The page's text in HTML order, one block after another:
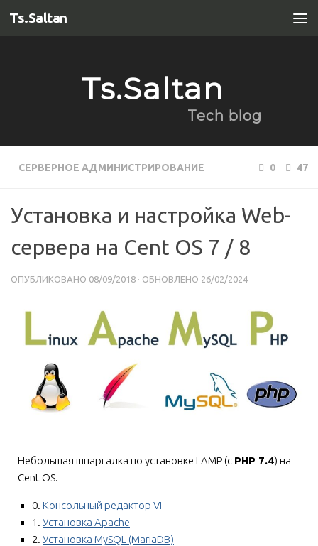
Перейти к содержимому
Ts.Saltan
Ts.Saltan
Tech blog
СЕРВЕРНОЕ АДМИНИСТРИРОВАНИЕ 47
0
Установка и настройка Web-
сервера на Cent OS 7 / 8
ОПУБЛИКОВАНО 08/09/2018 · ОБНОВЛЕНО 26/02/2024
Небольшая шпаргалка по установке LAMP (с PHP 7.4) на
Cent OS.
0. Консольный редактор VI
1. Установка Apache
2. Установка MySQL (MariaDB)